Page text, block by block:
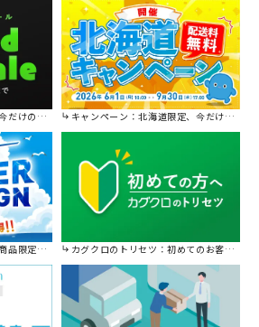
セール。 キャンペーン：北海道限定、今だけ送料無料！
催中です。 カグクロのトリセツ：初めてのお客様はこちら。